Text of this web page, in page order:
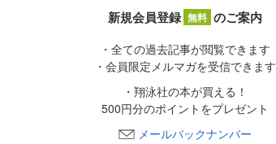
新規会員登録 無料 のご案内
・全ての過去記事が閲覧できます
・会員限定メルマガを受信できます
・翔泳社の本が買える！
500円分のポイントをプレゼント
メールバックナンバー